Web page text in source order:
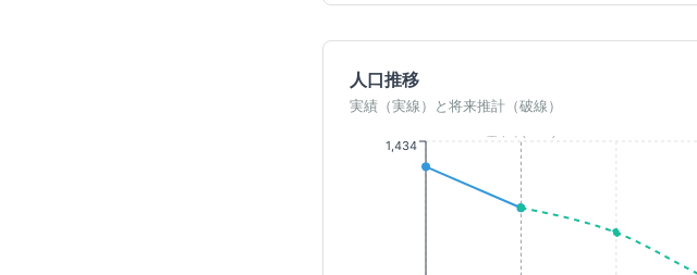
人口推移
実績（実線）と将来推計（破線）
1,434